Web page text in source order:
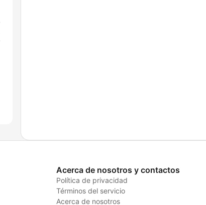
Acerca de nosotros y contactos
Política de privacidad
Términos del servicio
Acerca de nosotros